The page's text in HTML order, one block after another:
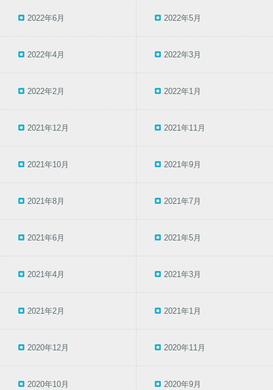
2022年6月 2022年5月
2022年4月 2022年3月
2022年2月 2022年1月
2021年12月 2021年11月
2021年10月 2021年9月
2021年8月 2021年7月
2021年6月 2021年5月
2021年4月 2021年3月
2021年2月 2021年1月
2020年12月 2020年11月
2020年10月 2020年9月